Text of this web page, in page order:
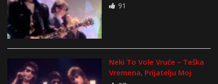
91
Neki To Vole Vruće – Teška
Vremena, Prijatelju Moj